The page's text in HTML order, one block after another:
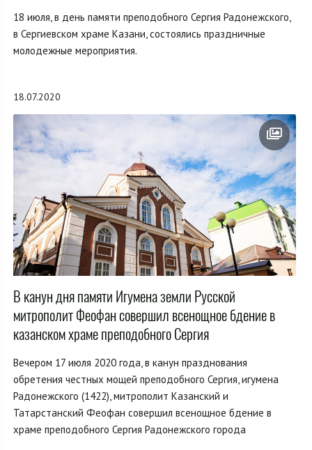
18 июля, в день памяти преподобного Сергия Радонежского,
в Сергиевском храме Казани, состоялись праздничные
молодежные мероприятия.
18.07.2020
В канун дня памяти Игумена земли Русской
митрополит Феофан совершил всенощное бдение в
казанском храме преподобного Сергия
Вечером 17 июля 2020 года, в канун празднования
обретения честных мощей преподобного Сергия, игумена
Радонежского (1422), митрополит Казанский и
Татарстанский Феофан совершил всенощное бдение в
храме преподобного Сергия Радонежского города